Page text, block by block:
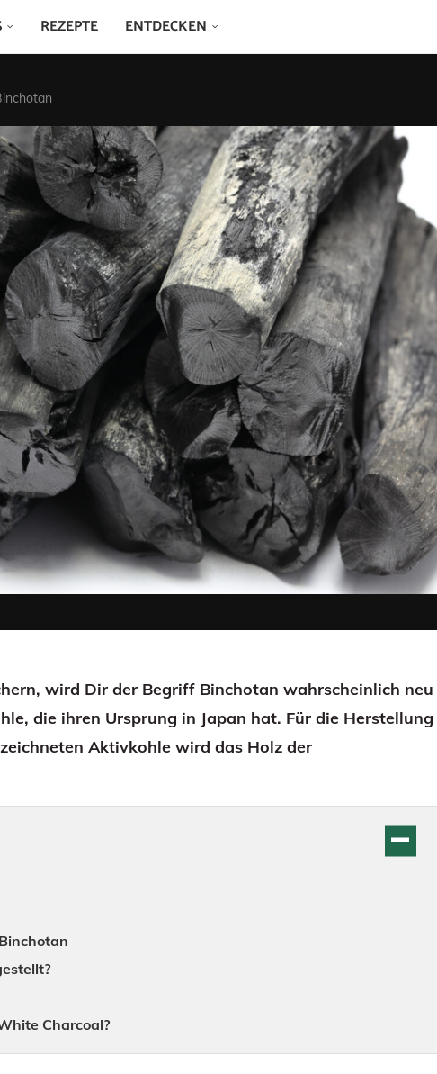
REZEPTE ENTDECKEN
wird Dir der Begriff Binchotan wahrscheinlich neu
die ihren Ursprung in Japan hat. Für die Herstellung
Aktivkohle wird das Holz der
Charcoal?